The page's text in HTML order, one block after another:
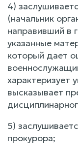
4)
(начальник
направивший в
указанные
который дает
характеризует
высказывает
5)
прокурора;